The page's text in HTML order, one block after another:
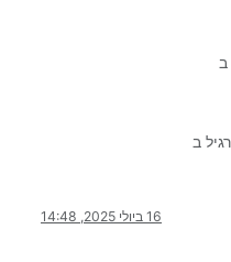
ב
ב
16 ביולי 2025, 14:48